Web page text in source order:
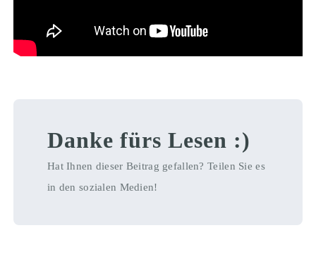
Danke fürs Lesen :)
Hat Ihnen dieser Beitrag gefallen? Teilen Sie es
in den sozialen Medien!